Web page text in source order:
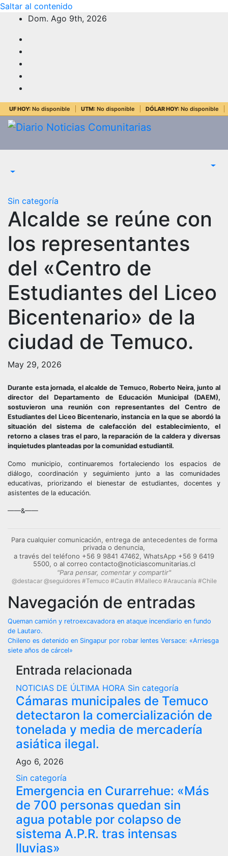
Saltar al contenido
Dom. Ago 9th, 2026
UF HOY: No disponible UTM: No disponible DÓLAR HOY: No disponible
Sin categoría
Alcalde se reúne con
los representantes
del «Centro de
Estudiantes del Liceo
Bicentenario» de la
ciudad de Temuco.
May 29, 2026
Durante esta jornada, el alcalde de Temuco, Roberto Neira, junto al
director del Departamento de Educación Municipal (DAEM),
sostuvieron una reunión con representantes del Centro de
Estudiantes del Liceo Bicentenario, instancia en la que se abordó la
situación del sistema de calefacción del establecimiento, el
retorno a clases tras el paro, la reparación de la caldera y diversas
inquietudes planteadas por la comunidad estudiantil.
Como municipio, continuaremos fortaleciendo los espacios de
diálogo, coordinación y seguimiento junto a las comunidades
educativas, priorizando el bienestar de estudiantes, docentes y
asistentes de la educación.
——&——
Para cualquier comunicación, entrega de antecedentes de forma
privada o denuncia,
a través del teléfono +56 9 9841 47462, WhatsApp +56 9 6419
5500, o al correo contacto@noticiascomunitarias.cl
"Para pensar, comentar y compartir"
@destacar @seguidores #Temuco #Cautin #Malleco #Araucanía #Chile
Navegación de entradas
Queman camión y retroexcavadora en ataque incendiario en fundo
de Lautaro.
Chileno es detenido en Singapur por robar lentes Versace: «Arriesga
siete años de cárcel»
Entrada relacionada
NOTICIAS DE ÚLTIMA HORA Sin categoría
Cámaras municipales de Temuco
detectaron la comercialización de
tonelada y media de mercadería
asiática ilegal.
Ago 6, 2026
Sin categoría
Emergencia en Curarrehue: «Más
de 700 personas quedan sin
agua potable por colapso de
sistema A.P.R. tras intensas
lluvias»